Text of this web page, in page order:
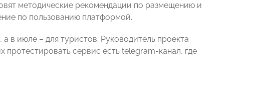
методические рекомендации по размещению и
по пользованию платформой.
в июле – для туристов. Руководитель проекта
сервис есть telegram-канал, где